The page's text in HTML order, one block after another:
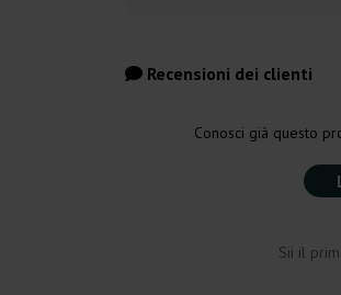
Recensioni dei clienti
Conosci già questo
Sii il